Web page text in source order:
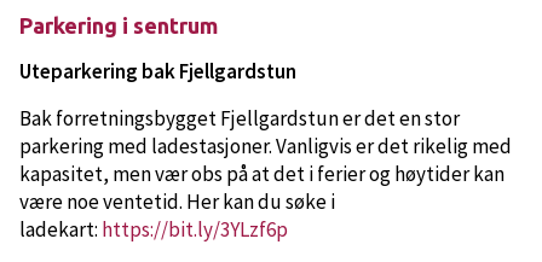
Parkering i sentrum
Uteparkering bak Fjellgardstun
Bak forretningsbygget Fjellgardstun er det en stor
parkering med ladestasjoner. Vanligvis er det rikelig med
kapasitet, men vær obs på at det i ferier og høytider kan
være noe ventetid. Her kan du søke i
ladekart: https://bit.ly/3YLzf6p